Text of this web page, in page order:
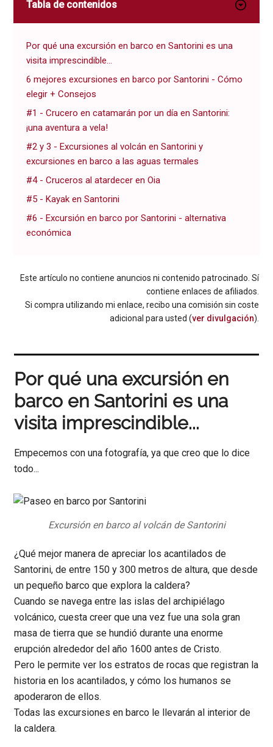
Tabla de contenidos
Por qué una excursión en barco en Santorini es una
visita imprescindible...
6 mejores excursiones en barco por Santorini - Cómo
elegir + Consejos
#1 - Crucero en catamarán por un día en Santorini:
¡una aventura a vela!
#2 y 3 - Excursiones al volcán en Santorini y
excursiones en barco a las aguas termales
#4 - Cruceros al atardecer en Oia
#5 - Kayak en Santorini
#6 - Excursión en barco por Santorini - alternativa
económica
Este artículo no contiene anuncios ni contenido patrocinado. Sí
contiene enlaces de afiliados.
Si compra utilizando mi enlace, recibo una comisión sin coste
adicional para usted (ver divulgación).
Por qué una excursión en
barco en Santorini es una
visita imprescindible...
Empecemos con una fotografía, ya que creo que lo dice
todo...
Excursión en barco al volcán de Santorini
¿Qué mejor manera de apreciar los acantilados de
Santorini, de entre 150 y 300 metros de altura, que desde
un pequeño barco que explora la caldera?
Cuando se navega entre las islas del archipiélago
volcánico, cuesta creer que una vez fue una sola gran
masa de tierra que se hundió durante una enorme
erupción alrededor del año 1600 antes de Cristo.
Pero le permite ver los estratos de rocas que registran la
historia en los acantilados, y cómo los humanos se
apoderaron de ellos.
Todas las excursiones en barco le llevarán al interior de
la caldera.